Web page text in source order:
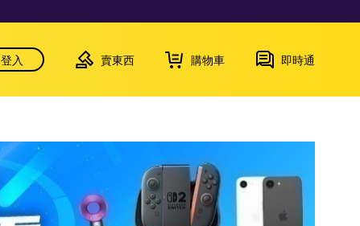
登入 賣東西 購物車 即時通